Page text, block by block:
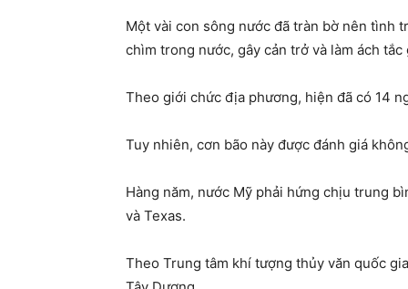
Một vài con sông nước đã tràn bờ nên tình
chìm trong nước, gây cản trở và làm ách tắc
Theo giới chức địa phương, hiện đã có 14
Tuy nhiên, cơn bão này được đánh giá
Hàng năm, nước Mỹ phải hứng chịu trung
và Texas.
Theo Trung tâm khí tượng thủy văn quốc